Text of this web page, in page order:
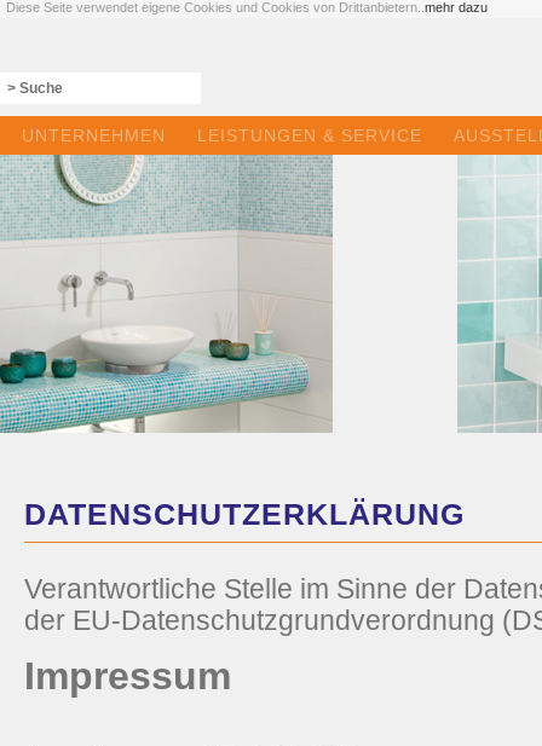
Diese Seite verwendet eigene Cookies und Cookies von Drittanbietern.. mehr dazu
UNTERNEHMEN LEISTUNGEN & SERVICE
DATENSCHUTZERKLÄRUNG
Verantwortliche Stelle im Sinne der
der EU-Datenschutzgrundverordnung
Impressum